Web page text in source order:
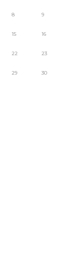
8 9
15 16
22 23
29 30